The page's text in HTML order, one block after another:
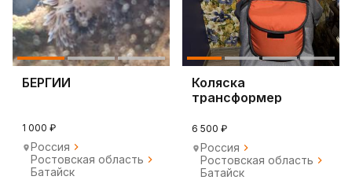
БЕРГИИ
1 000 ₽
Россия
Ростовская область
Батайск
Коляска
трансформер
6 500 ₽
Россия
Ростовская область
Батайск